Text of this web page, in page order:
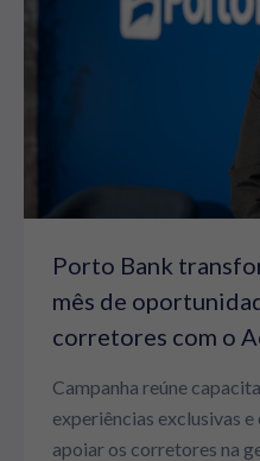
Porto Bank
mês de
corretores com o
Campanha reúne
experiências exclusivas
apoiar os corretores na